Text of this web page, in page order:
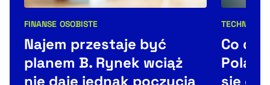
Kategorie artykułu:
FINANSE OSOBISTE
Najem przestaje być
planem B. Rynek wciąż
nie daje jednak poczucia
Co
się od